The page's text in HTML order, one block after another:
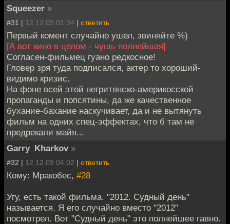
Squeezer »
#31 | 12.12.09 01:34 | ответить
Первый комент случайно ушел, звиняйте %)
[А вот кино в целом - чушь полнейшая]
Согласен-фильмец гуано редкосное!
Гловер зря туда подписался, актер то хороший-
видимо кризис.
На фоне всей этой негритянско-америкосской
пропаганды и попсятины, да же качественное
бухание-бахание наскучивает, да и не вытянуть
фильм на одних спец-эффектах, что б там не
предрекали майя...
Garry_Kharkov »
#32 | 12.12.09 04:02 | ответить
Кому: Мракобес, #28
Угу, есть такой фильма. "2012. Судный день"
называется. Я его случайно вместо "2012"
посмотрел. Вот "Судный день" это полнейшее гавно.